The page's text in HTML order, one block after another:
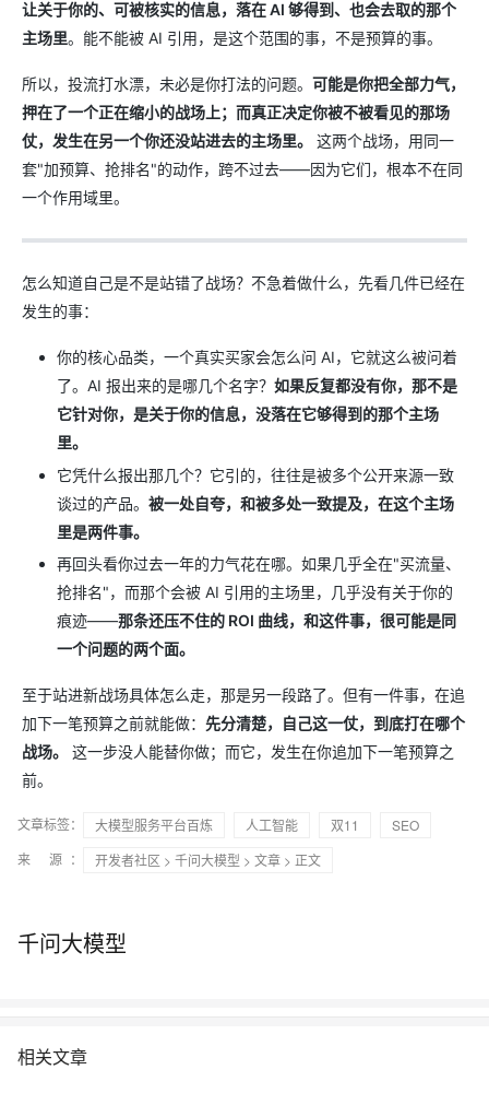
让关于你的、可被核实的信息，落在 AI 够得到、也会去取的那个
主场里。能不能被 AI 引用，是这个范围的事，不是预算的事。
所以，投流打水漂，未必是你打法的问题。 可能是你把全部力气，
押在了一个正在缩小的战场上；而真正决定你被不被看见的那场
仗，发生在另一个你还没站进去的主场里。
这两个战场，用同一
套"加预算、抢排名"的动作，跨不过去——因为它们，根本不在同
一个作用域里。
怎么知道自己是不是站错了战场？不急着做什么，先看几件已经在
发生的事：
你的核心品类，一个真实买家会怎么问 AI，它就这么被问着
了。AI 报出来的是哪几个名字？ 如果反复都没有你，那不是
它针对你，是关于你的信息，没落在它够得到的那个主场
里。
它凭什么报出那几个？它引的，往往是被多个公开来源一致
谈过的产品。 被一处自夸，和被多处一致提及，在这个主场
里是两件事。
再回头看你过去一年的力气花在哪。如果几乎全在"买流量、
抢排名"，而那个会被 AI 引用的主场里，几乎没有关于你的
痕迹——那条还压不住的 ROI 曲线，和这件事，很可能是同
一个问题的两个面。
至于站进新战场具体怎么走，那是另一段路了。但有一件事，在追
加下一笔预算之前就能做： 先分清楚，自己这一仗，到底打在哪个
战场。
这一步没人能替你做；而它，发生在你追加下一笔预算之
前。
文章标签： 大模型服务平台百炼 人工智能 双11
SEO
来 源：
开发者社区 > 千问大模型 > 文章 > 正文
千问大模型
相关文章